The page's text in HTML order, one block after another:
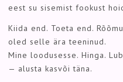
eest su sisemist fookust
Kiida end. Toeta end.
oled selle ära teeninud.
Mine loodusesse. Hinga.
— alusta kasvõi täna.